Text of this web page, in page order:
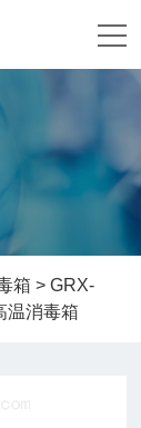
箱 >GRX-
温消毒箱